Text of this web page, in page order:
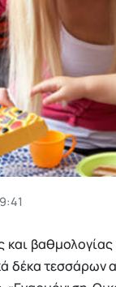
και
δέκα τεσσάρων